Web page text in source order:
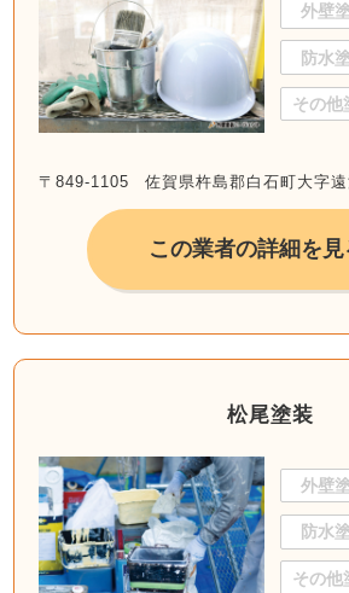
外壁
防水
その他
〒849-1105 佐賀県杵島郡白石町大字遠
この業者の詳細を見
松尾塗装
外壁
防水
その他